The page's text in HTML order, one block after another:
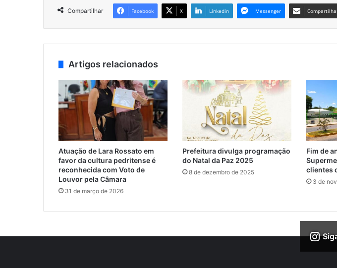
Compartilhar Facebook X Linkedin Messenger
Artigos relacionados
Atuação de Lara Rossato em
favor da cultura pedritense é
reconhecida com Voto de
Louvor pela Câmara
31 de março de 2026
Prefeitura divulga programação
do Natal da Paz 2025
8 de dezembro de 2025
Fim de
clientes
3 de